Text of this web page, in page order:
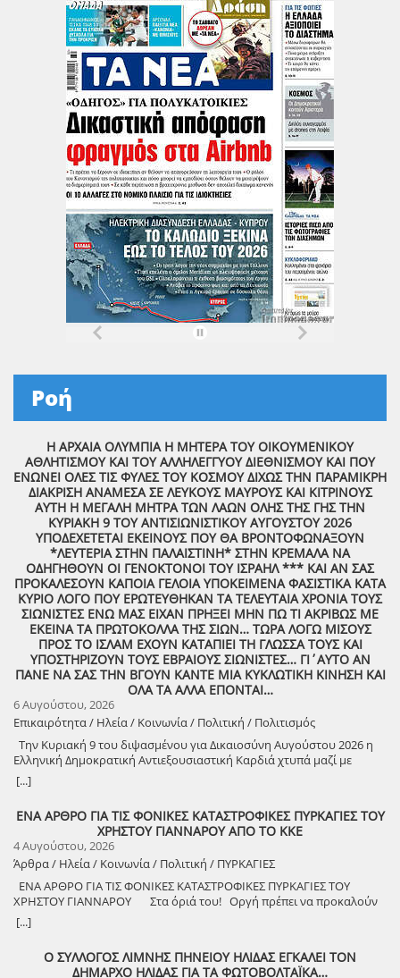
Ροή
Η ΑΡΧΑΙΑ ΟΛΥΜΠΙΑ Η ΜΗΤΕΡΑ ΤΟΥ ΟΙΚΟΥΜΕΝΙΚΟΥ
ΑΘΛΗΤΙΣΜΟΥ ΚΑΙ ΤΟΥ ΑΛΛΗΛΕΓΓΥΟΥ ΔΙΕΘΝΙΣΜΟΥ ΚΑΙ ΠΟΥ
ΕΝΩΝΕΙ ΟΛΕΣ ΤΙΣ ΦΥΛΕΣ ΤΟΥ ΚΟΣΜΟΥ ΔΙΧΩΣ ΤΗΝ ΠΑΡΑΜΙΚΡΗ
ΔΙΑΚΡΙΣΗ ΑΝΑΜΕΣΑ ΣΕ ΛΕΥΚΟΥΣ ΜΑΥΡΟΥΣ ΚΑΙ ΚΙΤΡΙΝΟΥΣ
ΑΥΤΗ Η ΜΕΓΑΛΗ ΜΗΤΡΑ ΤΩΝ ΛΑΩΝ ΟΛΗΣ ΤΗΣ ΓΗΣ ΤΗΝ
ΚΥΡΙΑΚΗ 9 ΤΟΥ ΑΝΤΙΣΙΩΝΙΣΤΙΚΟΥ ΑΥΓΟΥΣΤΟΥ 2026
ΥΠΟΔΕΧΕΤΕΤΑΙ ΕΚΕΙΝΟΥΣ ΠΟΥ ΘΑ ΒΡΟΝΤΟΦΩΝΑΞΟΥΝ
*ΛΕΥΤΕΡΙΑ ΣΤΗΝ ΠΑΛΑΙΣΤΙΝΗ* ΣΤΗΝ ΚΡΕΜΑΛΑ ΝΑ
ΟΔΗΓΗΘΟΥΝ ΟΙ ΓΕΝΟΚΤΟΝΟΙ ΤΟΥ ΙΣΡΑΗΛ *** ΚΑΙ ΑΝ ΣΑΣ
ΠΡΟΚΑΛΕΣΟΥΝ ΚΑΠΟΙΑ ΓΕΛΟΙΑ ΥΠΟΚΕΙΜΕΝΑ ΦΑΣΙΣΤΙΚΑ ΚΑΤΑ
ΚΥΡΙΟ ΛΟΓΟ ΠΟΥ ΕΡΩΤΕΥΘΗΚΑΝ ΤΑ ΤΕΛΕΥΤΑΙΑ ΧΡΟΝΙΑ ΤΟΥΣ
ΣΙΩΝΙΣΤΕΣ ΕΝΩ ΜΑΣ ΕΙΧΑΝ ΠΡΗΞΕΙ ΜΗΝ ΠΩ ΤΙ ΑΚΡΙΒΩΣ ΜΕ
ΕΚΕΙΝΑ ΤΑ ΠΡΩΤΟΚΟΛΛΑ ΤΗΣ ΣΙΩΝ… ΤΩΡΑ ΛΟΓΩ ΜΙΣΟΥΣ
ΠΡΟΣ ΤΟ ΙΣΛΑΜ ΕΧΟΥΝ ΚΑΤΑΠΙΕΙ ΤΗ ΓΛΩΣΣΑ ΤΟΥΣ ΚΑΙ
ΥΠΟΣΤΗΡΙΖΟΥΝ ΤΟΥΣ ΕΒΡΑΙΟΥΣ ΣΙΩΝΙΣΤΕΣ… ΓΙ΄ΑΥΤΟ ΑΝ
ΠΑΝΕ ΝΑ ΣΑΣ ΤΗΝ ΒΓΟΥΝ ΚΑΝΤΕ ΜΙΑ ΚΥΚΛΩΤΙΚΗ ΚΙΝΗΣΗ ΚΑΙ
ΟΛΑ ΤΑ ΑΛΛΑ ΕΠΟΝΤΑΙ…
6 Αυγούστου, 2026
Επικαιρότητα / Ηλεία / Κοινωνία / Πολιτική / Πολιτισμός
Την Κυριακή 9 του διψασμένου για Δικαιοσύνη Αυγούστου 2026 η
Ελληνική Δημοκρατική Αντιεξουσιαστική Καρδιά χτυπά μαζί με
ΟΛΟΥΣ τους Συναγωνιστές για την Παλαιστίνη μέρα Μνήμης και
Αγώνα!
[...]
ΕΝΑ ΑΡΘΡΟ ΓΙΑ ΤΙΣ ΦΟΝΙΚΕΣ ΚΑΤΑΣΤΡΟΦΙΚΕΣ ΠΥΡΚΑΓΙΕΣ ΤΟΥ
ΧΡΗΣΤΟΥ ΓΙΑΝΝΑΡΟΥ ΑΠΟ ΤΟ ΚΚΕ
4 Αυγούστου, 2026
Άρθρα / Ηλεία / Κοινωνία / Πολιτική / ΠΥΡΚΑΓΙΕΣ
ΕΝΑ ΑΡΘΡΟ ΓΙΑ ΤΙΣ ΦΟΝΙΚΕΣ ΚΑΤΑΣΤΡΟΦΙΚΕΣ ΠΥΡΚΑΓΙΕΣ ΤΟΥ
ΧΡΗΣΤΟΥ ΓΙΑΝΝΑΡΟΥ Στα όριά του! Οργή πρέπει να προκαλούν
τα αναμασήματα του πρωθυπουργού και κυβερνητικών στελεχών,
που παίζουν την κασέτα της «κλιματικής αλλαγής» και της ατομικής
Αποκορύφωμα ήταν η δήλωση του υπουργού Πολιτικής Προστασίας,
[...]
Ο ΣΥΛΛΟΓΟΣ ΛΙΜΝΗΣ ΠΗΝΕΙΟΥ ΗΛΙΔΑΣ ΕΓΚΑΛΕΙ ΤΟΝ
ΔΗΜΑΡΧΟ ΗΛΙΔΑΣ ΓΙΑ ΤΑ ΦΩΤΟΒΟΛΤΑΪΚΑ…